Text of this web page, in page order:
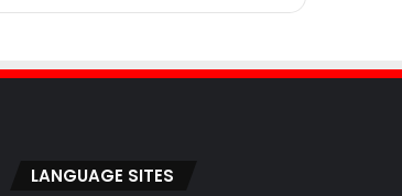
LANGUAGE SITES